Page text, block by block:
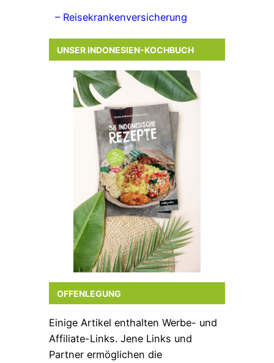
– Reisekrankenversicherung
UNSER INDONESIEN-KOCHBUCH
OFFENLEGUNG
Einige Artikel enthalten Werbe- und
Affiliate-Links. Jene Links und
Partner ermöglichen die